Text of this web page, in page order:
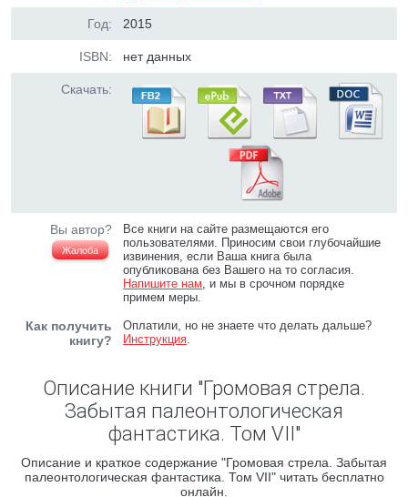
Год: 2015
ISBN: нет данных
Скачать:
Вы автор?
Жалоба
Все книги на сайте размещаются его
пользователями. Приносим свои глубочайшие
извинения, если Ваша книга была
опубликована без Вашего на то согласия.
Напишите нам, и мы в срочном порядке
примем меры.
Как получить
книгу?
Оплатили, но не знаете что делать дальше?
Инструкция.
Описание книги "Громовая стрела.
Забытая палеонтологическая
фантастика. Том VII"
Описание и краткое содержание "Громовая стрела. Забытая
палеонтологическая фантастика. Том VII" читать бесплатно
онлайн.